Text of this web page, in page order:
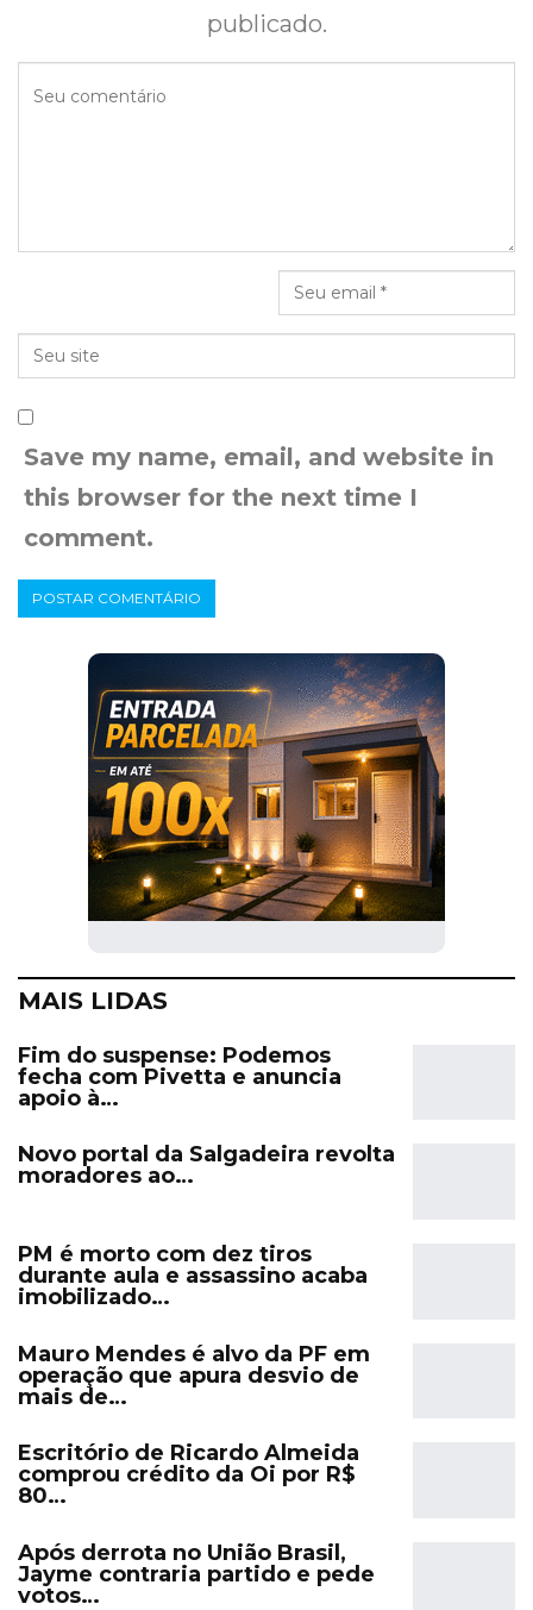
publicado.
Save my name, email, and website in
this browser for the next time I
comment.
MAIS LIDAS
Fim do suspense: Podemos
fecha com Pivetta e anuncia
apoio à…
Novo portal da Salgadeira revolta
moradores ao…
PM é morto com dez tiros
durante aula e assassino acaba
imobilizado…
Mauro Mendes é alvo da PF em
operação que apura desvio de
mais de…
Escritório de Ricardo Almeida
comprou crédito da Oi por R$
80…
Após derrota no União Brasil,
Jayme contraria partido e pede
votos…